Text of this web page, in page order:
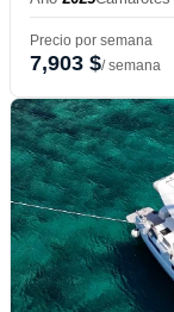
Precio por semana
7,903 $/ semana